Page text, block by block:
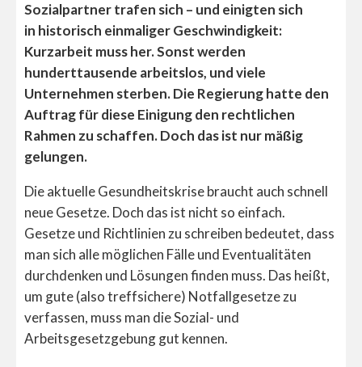
Sozialpartner trafen sich – und einigten sich
in historisch einmaliger Geschwindigkeit:
Kurzarbeit muss her. Sonst werden
hunderttausende arbeitslos, und viele
Unternehmen sterben. Die Regierung hatte den
Auftrag für diese Einigung den rechtlichen
Rahmen zu schaffen. Doch das ist nur mäßig
gelungen.
Die aktuelle Gesundheitskrise braucht auch schnell
neue Gesetze. Doch das ist nicht so einfach.
Gesetze und Richtlinien zu schreiben bedeutet, dass
man sich alle möglichen Fälle und Eventualitäten
durchdenken und Lösungen finden muss. Das heißt,
um gute (also treffsichere) Notfallgesetze zu
verfassen, muss man die Sozial- und
Arbeitsgesetzgebung gut kennen.